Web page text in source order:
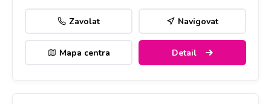
Zavolat Navigovat
Mapa centra Detail